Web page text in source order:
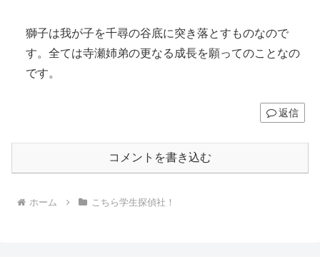
獅子は我が子を千尋の谷底に突き落とすものなので
す。全ては寺瀬姉弟の更なる成長を願ってのことなの
です。
返信
コメントを書き込む
ホーム こちら学生探偵社！